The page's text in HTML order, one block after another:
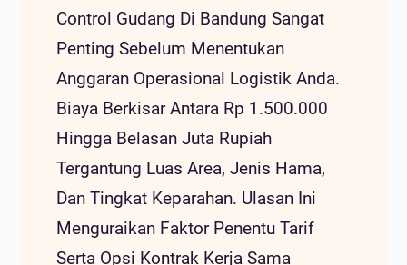
Control Gudang Di Bandung Sangat
Penting Sebelum Menentukan
Anggaran Operasional Logistik Anda.
Biaya Berkisar Antara Rp 1.500.000
Hingga Belasan Juta Rupiah
Tergantung Luas Area, Jenis Hama,
Dan Tingkat Keparahan. Ulasan Ini
Menguraikan Faktor Penentu Tarif
Serta Opsi Kontrak Kerja Sama